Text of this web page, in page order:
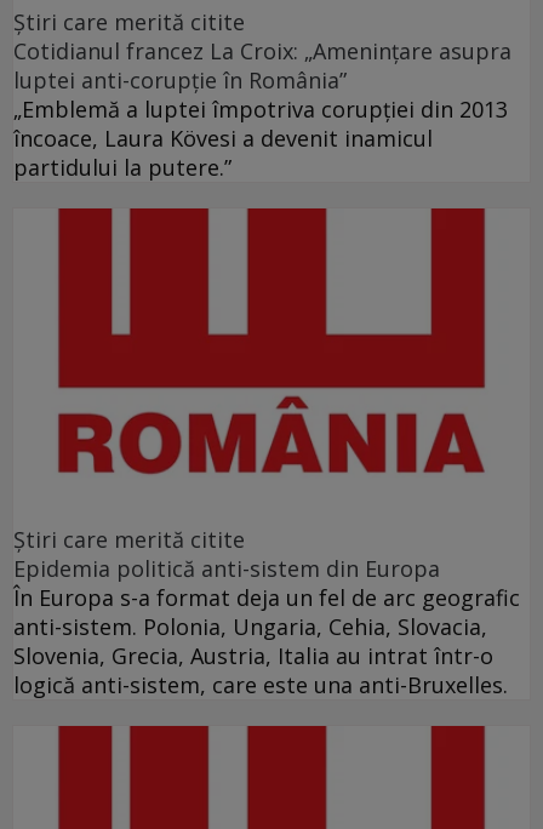
Ştiri care merită citite
Cotidianul francez La Croix: „Ameninţare asupra
luptei anti-corupţie în România”
„Emblemă a luptei împotriva corupţiei din 2013
încoace, Laura Kövesi a devenit inamicul
partidului la putere.”
Ştiri care merită citite
Epidemia politică anti-sistem din Europa
În Europa s-a format deja un fel de arc geografic
anti-sistem. Polonia, Ungaria, Cehia, Slovacia,
Slovenia, Grecia, Austria, Italia au intrat într-o
logică anti-sistem, care este una anti-Bruxelles.